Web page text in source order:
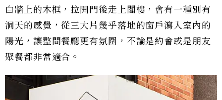
白牆上的木框，拉開門後走上閣樓，會有一種別有
洞天的感覺，從三大片幾乎落地的窗戶瀉入室內的
陽光，讓整間餐廳更有氛圍，不論是約會或是朋友
聚餐都非常適合。